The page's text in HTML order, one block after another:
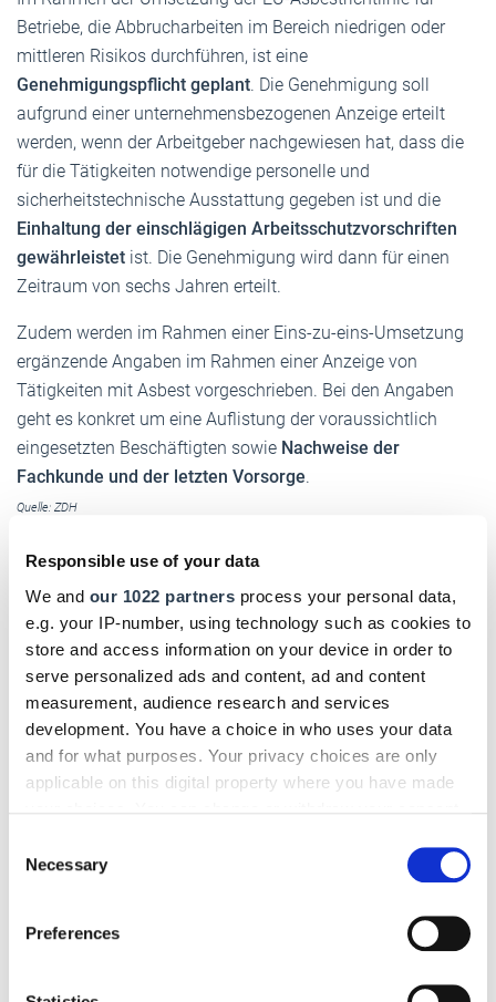
Responsible use of your data
We and our 1022 partners process your personal data,
e.g. your IP-number, using technology such as cookies to
store and access information on your device in order to
serve personalized ads and content, ad and content
measurement, audience research and services
development. You have a choice in who uses your data
and for what purposes. Your privacy choices are only
applicable on this digital property where you have made
the Privacy trigger icon.
Collect information about your geographical location
Selection
Necessary
Preferences
Betriebe, die Abbrucharbeiten im Bereich niedrigen oder
mittleren Risikos durchführen, ist eine
Genehmigungspflicht geplant. Die Genehmigung soll
aufgrund einer unternehmensbezogenen Anzeige erteilt
werden, wenn der Arbeitgeber nachgewiesen hat, dass die
für die Tätigkeiten notwendige personelle und
sicherheitstechnische Ausstattung gegeben ist und die
Einhaltung der einschlägigen Arbeitsschutzvorschriften
gewährleistet ist. Die Genehmigung wird dann für einen
Zeitraum von sechs Jahren erteilt.
Zudem werden im Rahmen einer Eins-zu-eins-Umsetzung
ergänzende Angaben im Rahmen einer Anzeige von
Tätigkeiten mit Asbest vorgeschrieben. Bei den Angaben
geht es konkret um eine Auflistung der voraussichtlich
eingesetzten Beschäftigten sowie Nachweise der
Fachkunde und der letzten Vorsorge.
Quelle: ZDH
Asbest beim Bauen im Bestand: Leitfaden für
handwerksnahe Tätigkeiten
Ein Leitfaden für den Umgang mit Asbest bei
handwerksnahen Tätigkeiten ist
der BG BAU als PDF kostenlos erhältlich
. Neben
Informationen zu Schutzmaßnahmen und Entsorgung
enthält der Leitfaden unter anderem eine Checkliste zu
den Maßnahmen.bgbau.de